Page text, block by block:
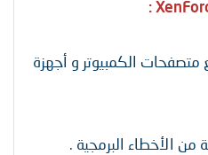
الكمبيوتر و أجهزة